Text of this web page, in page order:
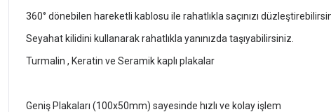
360° dönebilen hareketli kablosu ile rahatlıkla saçınızı
Seyahat kilidini kullanarak rahatlıkla yanınızda taşıyabilirsiniz.
Turmalin , Keratin ve Seramik kaplı plakalar
Geniş Plakaları (100x50mm) sayesinde hızlı ve kolay işlem